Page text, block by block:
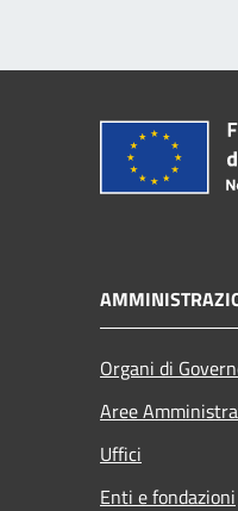
Organi di
Aree
Uffici
Enti e fondazioni